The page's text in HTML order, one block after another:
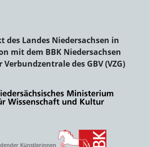
des Landes Niedersachsen in
mit dem BBK Niedersachsen
Verbundzentrale des GBV (VZG)
Künstlerinnen